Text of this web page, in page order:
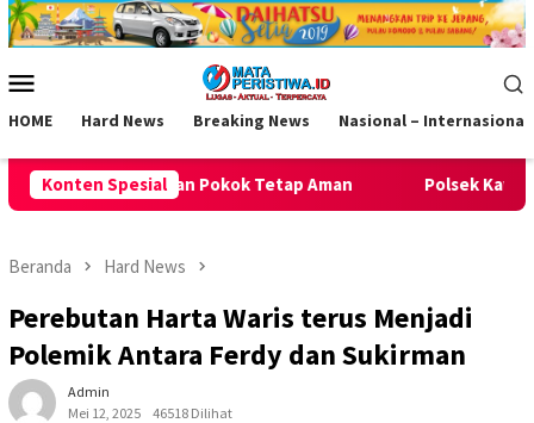
Loncat
ke
Mobile
HOME Hard News Breaking News Nasional – Internasional
Konten Spesial
Polsek Kawali Pastikan Jalan Sehat HUT RI ke-81 di Desa
Beranda Hard News
Perebutan Harta Waris terus Menjadi
Polemik Antara Ferdy dan Sukirman
Admin
Mei 12, 2025
46518 Dilihat